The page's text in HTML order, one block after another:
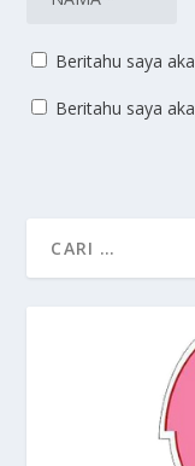
Beritahu saya
Beritahu saya